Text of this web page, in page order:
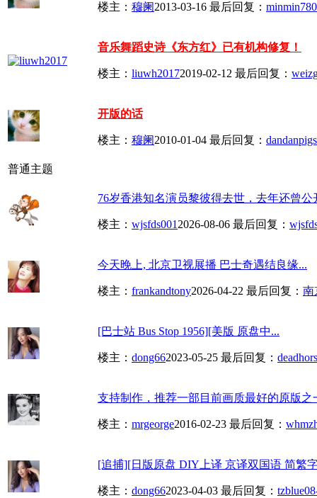
楼主： 穆阑2013-03-16 最后回复：
音乐舞蹈史诗《东方红》已有机构修复！
楼主： liuwh20172019-02-12 最后回复：
开版的话
楼主： 穆阑2010-01-04 最后回复： dandanpigs
普通主题
76岁香港知名演员黎彼得去世，去年还曾公
楼主： wjsfds0012026-08-06 最后回复：
今天晚上, 北京卫视展播 巴士奇遇结良缘...
楼主： frankandtony2026-04-22 最后回复： 南
[巴士站 Bus Stop 1956][美版 原盘中...
楼主： dong662023-05-25 最后回复：
支持制作，推荐一部目前画质最好的原版之
楼主： mrgeorge2016-02-23 最后回复：
[追捕][日版原盘 DIY上译 京译双国语 简繁
楼主： dong662023-04-03 最后回复： tzblue